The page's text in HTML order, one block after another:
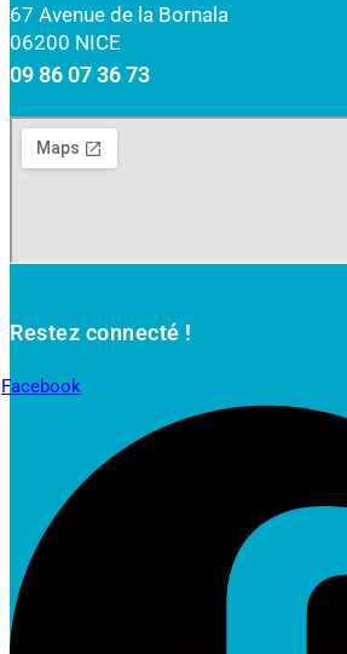
67 Avenue de la Bornala
06200 NICE
09 86 07 36 73
Restez connecté !
Facebook